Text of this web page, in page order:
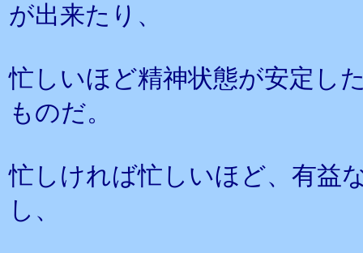
が出来たり、
忙しいほど精神状態が安定し
ものだ。
忙しければ忙しいほど、有益
し、